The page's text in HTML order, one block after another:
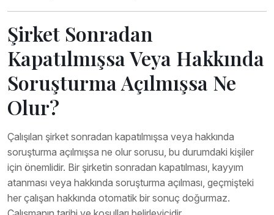
Şirket Sonradan
Kapatılmışsa Veya Hakkında
Soruşturma Açılmışsa Ne
Olur?
Çalışılan şirket sonradan kapatılmışsa veya hakkında
soruşturma açılmışsa ne olur sorusu, bu durumdaki kişiler
için önemlidir. Bir şirketin sonradan kapatılması, kayyım
atanması veya hakkında soruşturma açılması, geçmişteki
her çalışan hakkında otomatik bir sonuç doğurmaz.